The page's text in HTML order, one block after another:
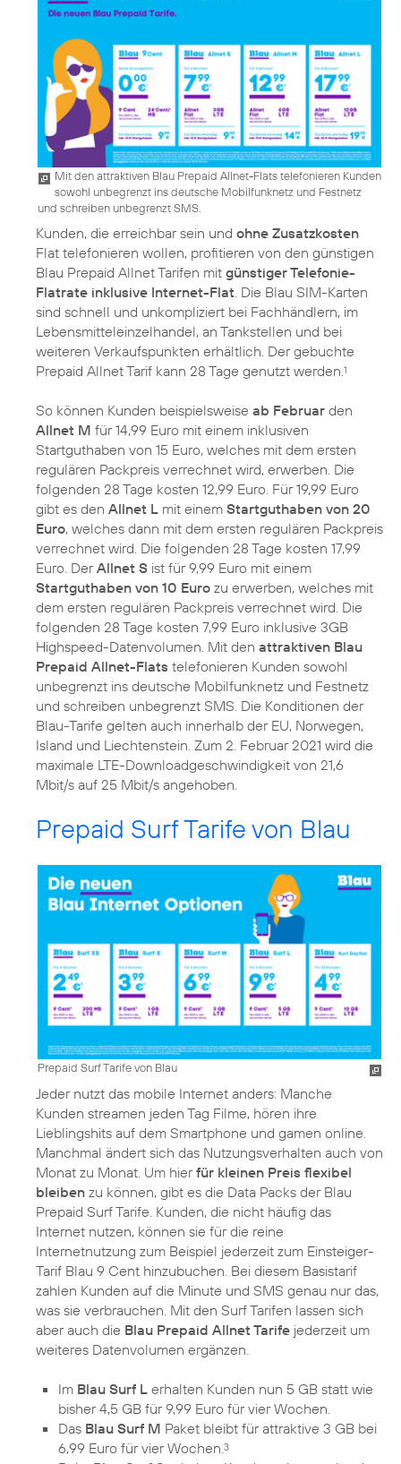
Mit den attraktiven Blau Prepaid Allnet-Flats telefonieren Kunden
sowohl unbegrenzt ins deutsche Mobilfunknetz und Festnetz
und schreiben unbegrenzt SMS.
Kunden, die erreichbar sein und ohne Zusatzkosten
Flat telefonieren wollen, profitieren von den günstigen
Blau Prepaid Allnet Tarifen mit günstiger Telefonie-
Flatrate inklusive Internet-Flat. Die Blau SIM-Karten
sind schnell und unkompliziert bei Fachhändlern, im
Lebensmitteleinzelhandel, an Tankstellen und bei
weiteren Verkaufspunkten erhältlich. Der gebuchte
Prepaid Allnet Tarif kann 28 Tage genutzt werden.1
So können Kunden beispielsweise ab Februar den
Allnet M für 14,99 Euro mit einem inklusiven
Startguthaben von 15 Euro, welches mit dem ersten
regulären Packpreis verrechnet wird, erwerben. Die
folgenden 28 Tage kosten 12,99 Euro. Für 19,99 Euro
gibt es den Allnet L mit einem Startguthaben von 20
Euro, welches dann mit dem ersten regulären Packpreis
verrechnet wird. Die folgenden 28 Tage kosten 17,99
Euro. DerAllnet S ist für 9,99 Euro mit einem
Startguthaben von 10 Euro zu erwerben, welches mit
dem ersten regulären Packpreis verrechnet wird. Die
folgenden 28 Tage kosten 7,99 Euro inklusive 3GB
Highspeed-Datenvolumen. Mit den attraktiven Blau
Prepaid Allnet-Flats telefonieren Kunden sowohl
unbegrenzt ins deutsche Mobilfunknetz und Festnetz
und schreiben unbegrenzt SMS. Die Konditionen der
Blau-Tarife gelten auch innerhalb der EU, Norwegen,
Island und Liechtenstein. Zum 2. Februar 2021 wird die
maximale LTE-Downloadgeschwindigkeit von 21,6
Mbit/s auf 25 Mbit/s angehoben.
Prepaid Surf Tarife von Blau
Prepaid Surf Tarife von Blau
Jeder nutzt das mobile Internet anders: Manche
Kunden streamen jeden Tag Filme, hören ihre
Lieblingshits auf dem Smartphone und gamen online.
Manchmal ändert sich das Nutzungsverhalten auch von
Monat zu Monat. Um hierfür kleinen Preis flexibel
bleiben zu können, gibt es die Data Packs der Blau
Prepaid Surf Tarife. Kunden, die nicht häufig das
Internet nutzen, können sie für die reine
Internetnutzung zum Beispiel jederzeit zum Einsteiger-
Tarif Blau 9 Cent hinzubuchen. Bei diesem Basistarif
zahlen Kunden auf die Minute und SMS genau nur das,
was sie verbrauchen. Mit den Surf Tarifen lassen sich
aber auch die Blau Prepaid Allnet Tarife jederzeit um
weiteres Datenvolumen ergänzen.
Im Blau Surf L erhalten Kunden nun 5 GB statt wie
bisher 4,5 GB für 9,99 Euro für vier Wochen.
Das Blau Surf M Paket bleibt für attraktive 3 GB bei
6,99 Euro für vier Wochen. 3